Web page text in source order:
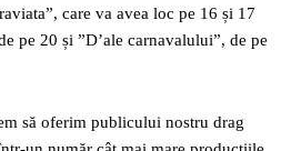
care va avea loc pe 16 și 17
pe 20 și ”D’ale carnavalului”, de pe
să oferim publicului nostru drag